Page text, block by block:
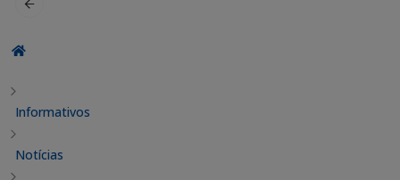
Informativos
Notícias